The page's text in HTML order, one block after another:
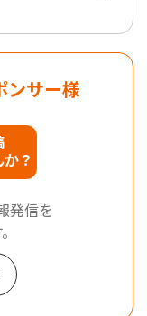
ンサー様
？
発信を